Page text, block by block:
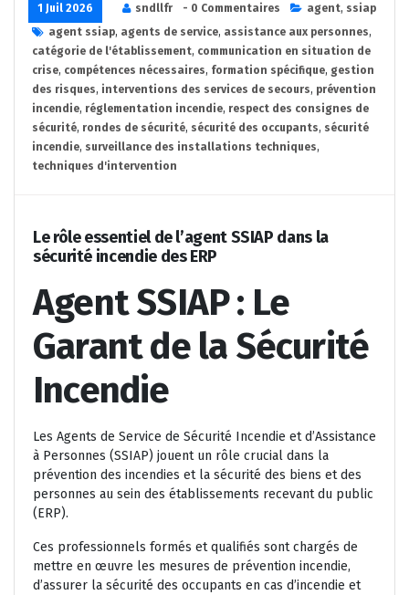
1 Juil 2026 sndllfr - 0 Commentaires agent, ssiap
agent ssiap, agents de service, assistance aux personnes,
catégorie de l'établissement, communication en situation de
crise, compétences nécessaires, formation spécifique, gestion
des risques, interventions des services de secours, prévention
incendie, réglementation incendie, respect des consignes de
sécurité, rondes de sécurité, sécurité des occupants, sécurité
incendie, surveillance des installations techniques,
techniques d'intervention
Le rôle essentiel de l’agent SSIAP dans la
sécurité incendie des ERP
Agent SSIAP : Le
Garant de la Sécurité
Incendie
Les Agents de Service de Sécurité Incendie et d’Assistance
à Personnes (SSIAP) jouent un rôle crucial dans la
prévention des incendies et la sécurité des biens et des
personnes au sein des établissements recevant du public
(ERP).
Ces professionnels formés et qualifiés sont chargés de
mettre en œuvre les mesures de prévention incendie,
d’assurer la sécurité des occupants en cas d’incendie et